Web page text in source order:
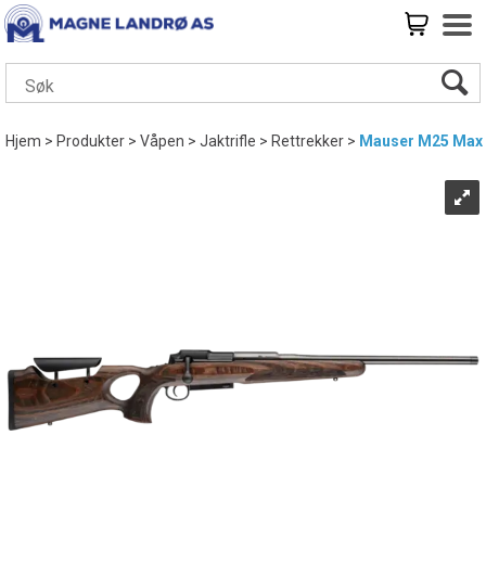
Hjem>Produkter>Våpen>Jaktrifle>Rettrekker> Mauser M25 Max